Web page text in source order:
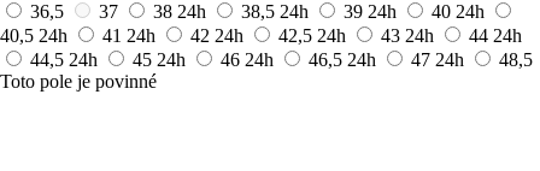
36,5
37 38 24h 38,5 24h 39 24h 40 24h
40,5 24h 41 24h 42 24h 42,5 24h 43 24h 44 24h
44,5 24h 45 24h 46 24h 46,5 24h 47 24h
48,5
Toto pole je povinné